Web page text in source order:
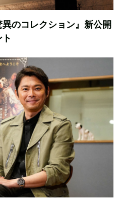
のコレクション』新公開